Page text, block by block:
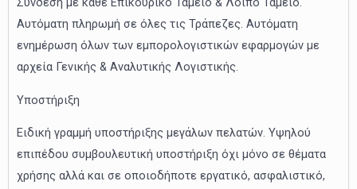
Αυτόματη πληρωμή σε όλες τις Τράπεζες. Αυτόματη
ενημέρωση όλων των εμπορολογιστικών εφαρμογών με
αρχεία Γενικής & Αναλυτικής Λογιστικής.
Υποστήριξη
Ειδική γραμμή υποστήριξης μεγάλων πελατών. Υψηλού
επιπέδου συμβουλευτική υποστήριξη όχι μόνο σε θέματα
χρήσης αλλά και σε οποιοδήποτε εργατικό, ασφαλιστικό,